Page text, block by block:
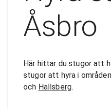
Åsbro
Här hittar du stugor att
stugor att hyra i
och Hallsberg.